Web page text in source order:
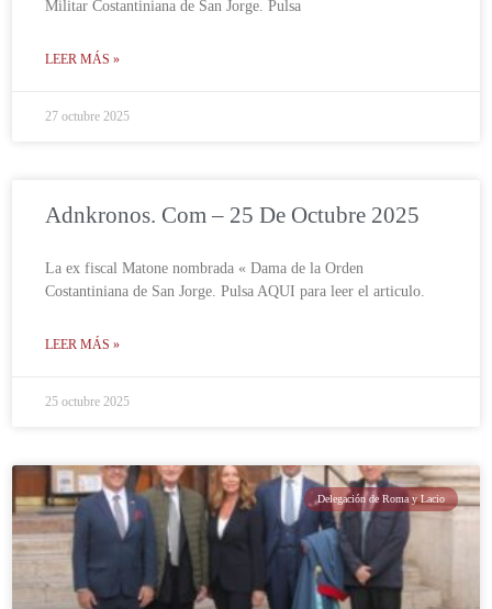
Militar Costantiniana de San Jorge. Pulsa
LEER MÁS »
27 octubre 2025
Adnkronos. Com – 25 De Octubre 2025
La ex fiscal Matone nombrada « Dama de la Orden
Costantiniana de San Jorge. Pulsa AQUI para leer el articulo.
LEER MÁS »
25 octubre 2025
Delegación de Roma y Lacio